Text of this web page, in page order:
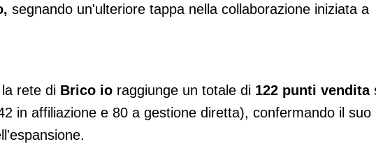
segnando un'ulteriore tappa nella collaborazione iniziata a
rete di Brico io raggiunge un totale di 122 punti vendita
in affiliazione e 80 a gestione diretta), confermando il suo